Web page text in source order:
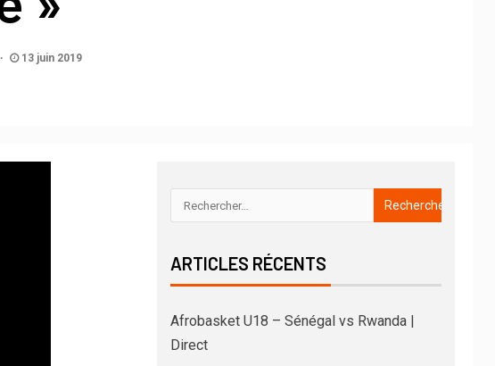
13 juin 2019
ARTICLES RÉCENTS
Afrobasket U18 – Sénégal vs Rwanda |
Direct